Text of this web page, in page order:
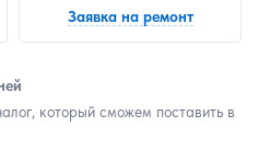
Заявка на ремонт
который сможем поставить в